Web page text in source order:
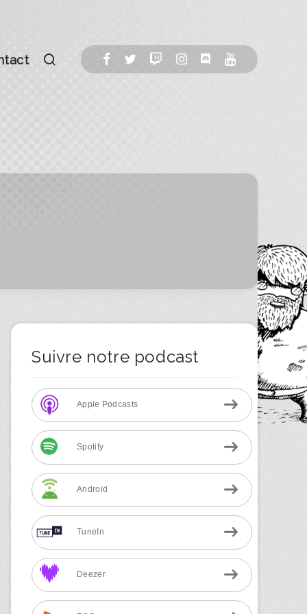
Suivre notre podcast
Apple Podcasts
Spotify
Android
TuneIn
Deezer